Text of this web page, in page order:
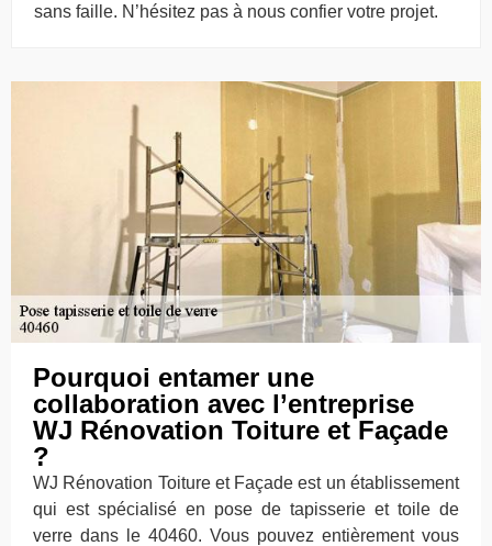
sans faille. N’hésitez pas à nous confier votre projet.
Pourquoi entamer une
collaboration avec l’entreprise
WJ Rénovation Toiture et Façade
?
WJ Rénovation Toiture et Façade est un établissement
qui est spécialisé en pose de tapisserie et toile de
verre dans le 40460. Vous pouvez entièrement vous